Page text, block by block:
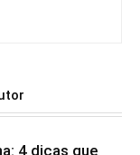
4 dicas que